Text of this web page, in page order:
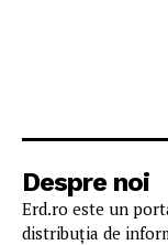
Despre noi
Erd.ro este un
distribuția de